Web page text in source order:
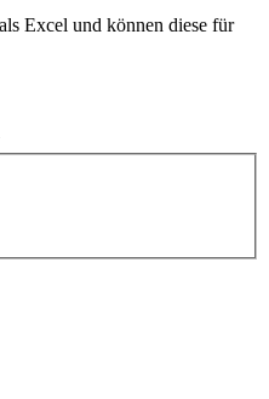
Excel und können diese für